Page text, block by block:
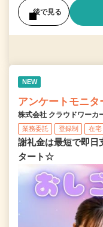
後で見る
NEW
アンケートモニタ
株式会社 クラウドワーカ
業務委託 登録制 在宅
謝礼金は最短で即
タート☆